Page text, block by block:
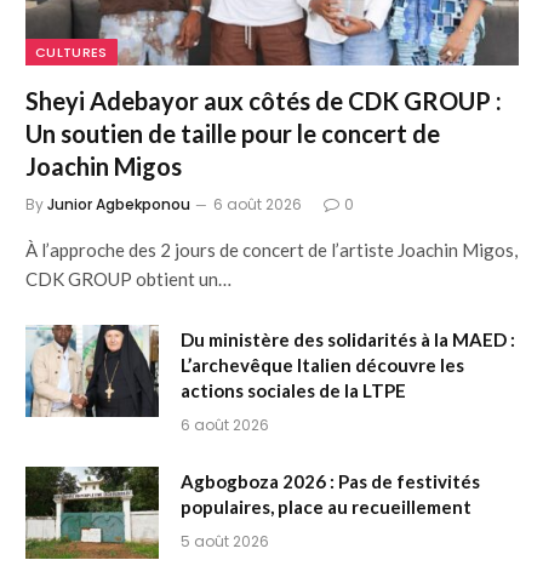
CULTURES
Sheyi Adebayor aux côtés de CDK GROUP :
Un soutien de taille pour le concert de
Joachin Migos
ByJunior Agbekponou 6 août 2026 0
À l’approche des 2 jours de concert de l’artiste Joachin Migos,
CDK GROUP obtient un…
Du ministère des solidarités à la MAED :
L’archevêque Italien découvre les
actions sociales de la LTPE
6 août 2026
Agbogboza 2026 : Pas de festivités
populaires, place au recueillement
5 août 2026